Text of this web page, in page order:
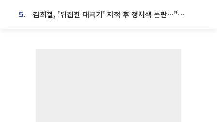
5. 김희철, '뒤집힌 태극기' 지적 후 정치색 논란…"좌우 떠나 우리나라 국기"